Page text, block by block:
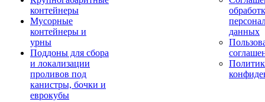
контейнеры
Мусорные
контейнеры и
урны
Поддоны для сбора
и локализации
проливов под
канистры, бочки и
еврокубы
данных